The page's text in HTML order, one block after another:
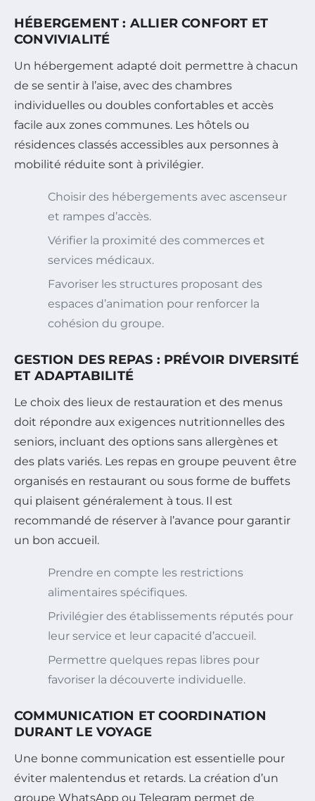
HÉBERGEMENT : ALLIER CONFORT ET
CONVIVIALITÉ
Un hébergement adapté doit permettre à chacun
de se sentir à l’aise, avec des chambres
individuelles ou doubles confortables et accès
facile aux zones communes. Les hôtels ou
résidences classés accessibles aux personnes à
mobilité réduite sont à privilégier.
Choisir des hébergements avec ascenseur
et rampes d’accès.
Vérifier la proximité des commerces et
services médicaux.
Favoriser les structures proposant des
espaces d’animation pour renforcer la
cohésion du groupe.
GESTION DES REPAS : PRÉVOIR DIVERSITÉ
ET ADAPTABILITÉ
Le choix des lieux de restauration et des menus
doit répondre aux exigences nutritionnelles des
seniors, incluant des options sans allergènes et
des plats variés. Les repas en groupe peuvent être
organisés en restaurant ou sous forme de buffets
qui plaisent généralement à tous. Il est
recommandé de réserver à l’avance pour garantir
un bon accueil.
Prendre en compte les restrictions
alimentaires spécifiques.
Privilégier des établissements réputés pour
leur service et leur capacité d’accueil.
Permettre quelques repas libres pour
favoriser la découverte individuelle.
COMMUNICATION ET COORDINATION
DURANT LE VOYAGE
Une bonne communication est essentielle pour
éviter malentendus et retards. La création d’un
groupe WhatsApp ou Telegram permet de